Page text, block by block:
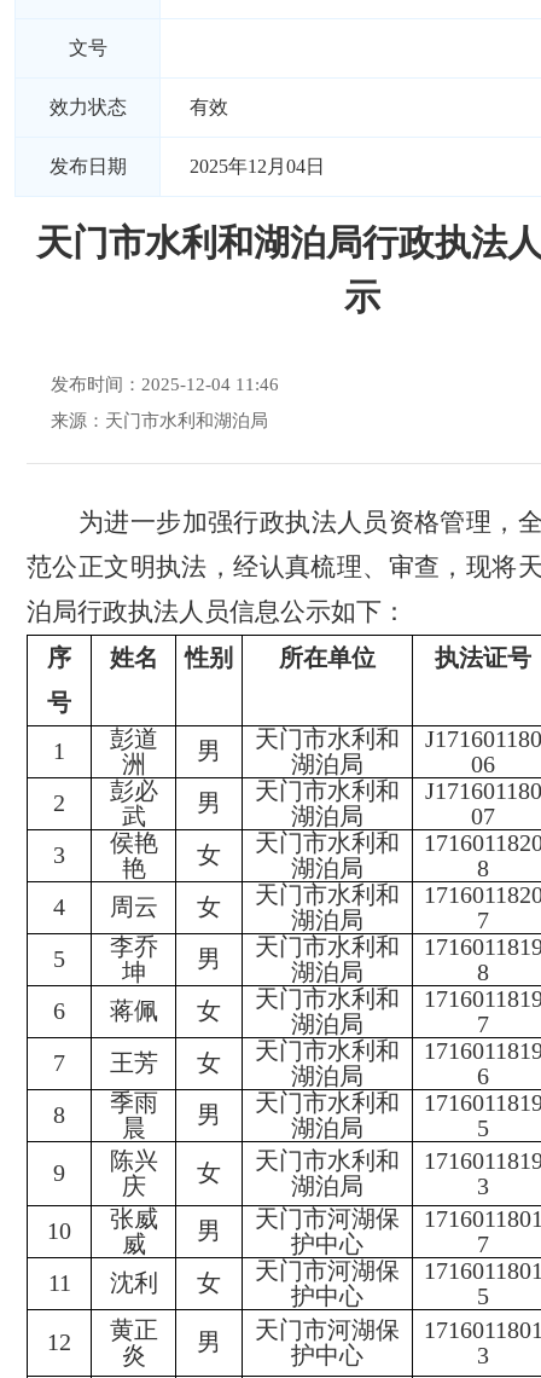
文号
效力状态 有效
发布日期 2025年12月04日
天门市水利和湖泊局行政执法
示
发布时间：2025-12-04 11:46
来源：天门市水利和湖泊局
为进一步加强行政执法人员资格管理，
范公正文明执法，经认真梳理、审查，现将
泊局行政执法人员信息公示如下：
序
号
姓名 性别 所在单位 执法证号
1
彭道
洲
男
天门市水利和
湖泊局
J171601180
06
2
彭必
武
男
天门市水利和
湖泊局
J171601180
07
3
侯艳
艳
女
天门市水利和
湖泊局
8
4
周云 女
天门市水利和
湖泊局
7
5
李乔
坤
男
天门市水利和
湖泊局
8
6
蒋佩 女
天门市水利和
湖泊局
7
7
王芳 女
天门市水利和
湖泊局
6
8
季雨
晨
男
天门市水利和
湖泊局
5
9
陈兴
庆
女
天门市水利和
湖泊局
17160118
3
10
张威
威
男
天门市河湖保
护中心
7
11
沈利 女
天门市河湖保
护中心
5
12
黄正
炎
男
天门市河湖保
护中心
3